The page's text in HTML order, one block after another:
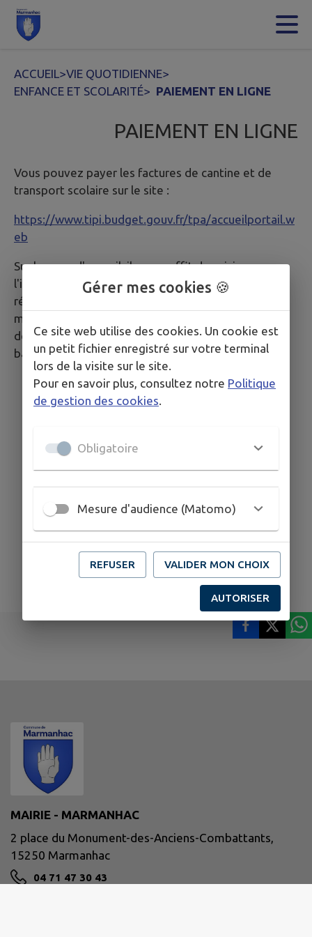
Contenu
ACCUEIL>VIE QUOTIDIENNE>
ENFANCE ET SCOLARITÉ> PAIEMENT EN LIGNE
PAIEMENT EN LIGNE
Vous pouvez payer les factures de cantine et de
transport scolaire sur le site :
https://www.tipi.budget.gouv.fr/tpa/accueilportail.w
eb
Sur la page d'accueil, il vous suffit de saisir
l'identifiant collectivité puis, sur la page suivante, la
référence de votre avis ; vous accédez alors au
module de paiement où vous saisissez le montant
de votre facture et les coordonnées de votre carte
bancaire.
MAIRIE - MARMANHAC
2 place du Monument-des-Anciens-Combattants,
15250 Marmanhac
04 71 47 30 43
Gérer mes cookies 🍪
Ce site web utilise des cookies. Un cookie est
un petit fichier enregistré sur votre terminal
lors de la visite sur le site.
Pour en savoir plus, consultez notre Politique
de gestion des cookies
Obligatoire
Mesure d'audience (Matomo)
REFUSER VALIDER MON CHOIX
AUTORISER